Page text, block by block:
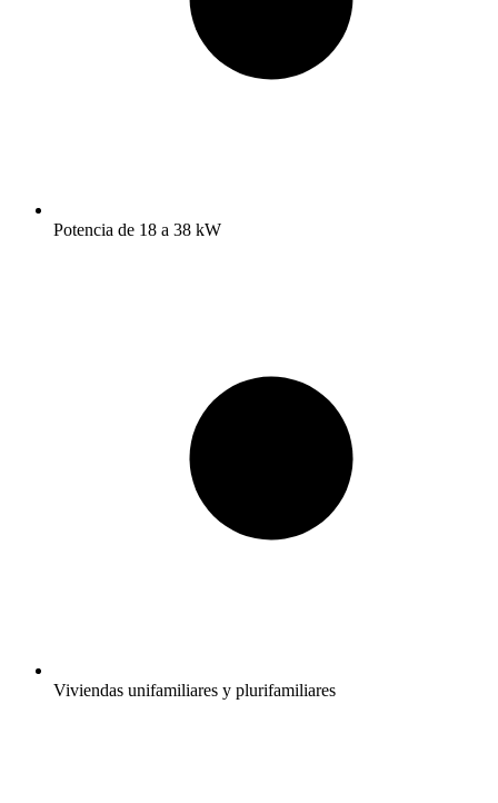
Potencia de 18 a 38 kW
Viviendas unifamiliares y plurifamiliares